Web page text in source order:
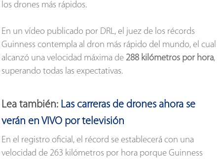
los drones más rápidos.
En un vídeo publicado por DRL, el juez de los récords
Guinness contempla al dron más rápido del mundo, el cual
alcanzó una velocidad máxima de 288 kilómetros por hora,
superando todas las expectativas.
Lea también: Las carreras de drones ahora se
verán en VIVO por televisión
En el registro oficial, el récord se establecerá con una
velocidad de 263 kilómetros por hora porque Guinness